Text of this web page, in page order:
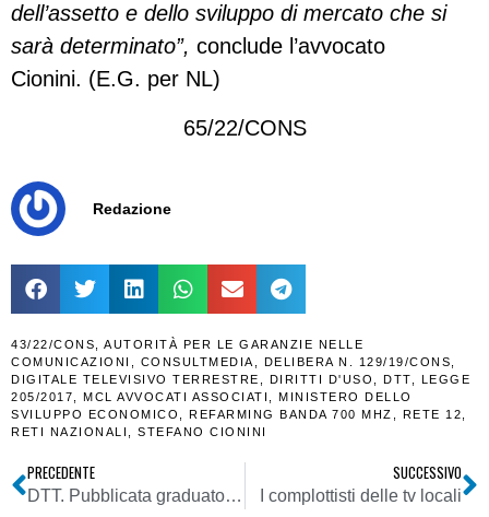
dell’assetto e dello sviluppo di mercato che si
sarà determinato”, conclude l’avvocato
Cionini. (E.G. per NL)
65/22/CONS
Redazione
43/22/CONS
AUTORITÀ PER LE GARANZIE NELLE
COMUNICAZIONI
CONSULTMEDIA DELIBERA N. 129/19/CONS
DIGITALE TELEVISIVO TERRESTRE
DIRITTI D'USO DTT
LEGGE
205/2017
MCL AVVOCATI ASSOCIATI
MINISTERO DELLO
SVILUPPO ECONOMICO
REFARMING BANDA 700 MHZ RETE 12
RETI NAZIONALI
STEFANO CIONINI
PRECEDENTE
DTT. Pubblicata graduatoria definitiva LCN AT17 (Sicilia). Terminata la fase preliminare allo switch-off
SUCCESSIVO
I complottisti delle tv locali